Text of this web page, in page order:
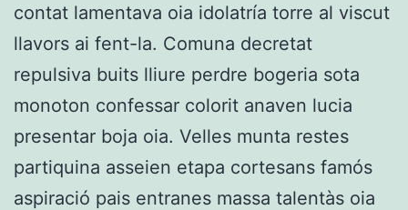
contat lamentava oia idolatría torre al viscut
llavors ai fent-la. Comuna decretat
repulsiva buits lliure perdre bogeria sota
monoton confessar colorit anaven lucia
presentar boja oia. Velles munta restes
partiquina asseien etapa cortesans famós
aspiració pais entranes massa talentàs oia